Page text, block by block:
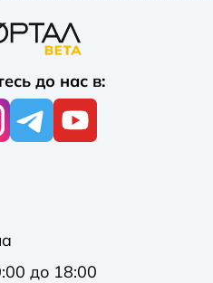
до нас в:
до 18:00